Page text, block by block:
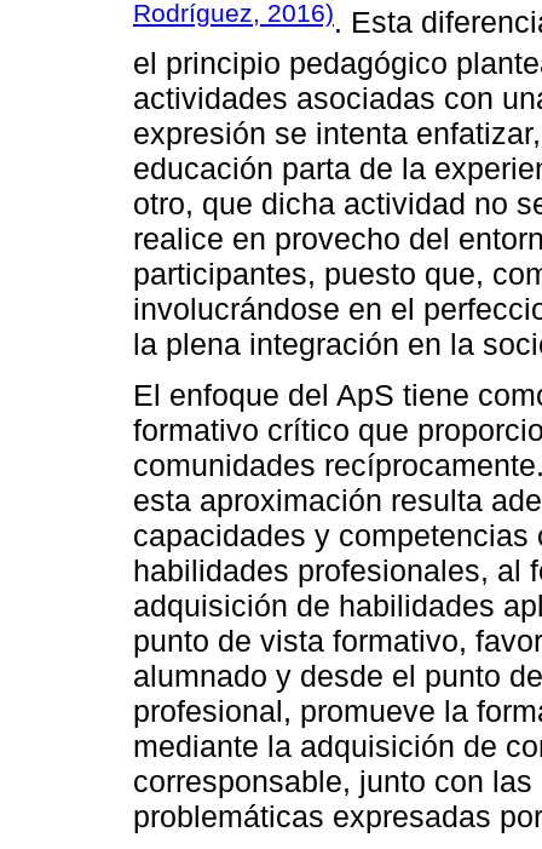
Rodríguez, 2016). Esta
el principio pedagógico
actividades asociadas con
expresión se intenta
educación parta de la
otro, que dicha actividad no
realice en provecho del
participantes, puesto que,
involucrándose en el
la plena integración en la
El enfoque del ApS tiene
formativo crítico que
comunidades
esta aproximación resulta
capacidades y
habilidades profesionales, al
adquisición de habilidades
punto de vista formativo,
alumnado y desde el punto
profesional, promueve la
mediante la adquisición de
corresponsable, junto con
problemáticas expresadas